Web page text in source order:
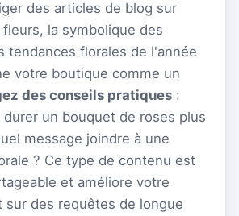
des articles de blog sur
la symbolique des
tendances florales de l'année
votre boutique comme un
des conseils pratiques :
un bouquet de roses plus
message joindre à une
? Ce type de contenu est
et améliore votre
sur des requêtes de longue